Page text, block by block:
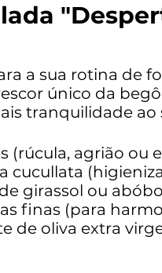
a sua rotina de
único da
tranquilidade ao
(rúcula, agrião ou
cucullata
girassol ou
finas (para
de oliva extra